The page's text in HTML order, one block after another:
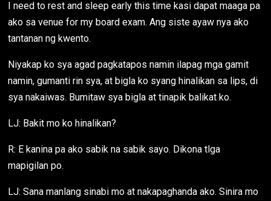
I need to rest and sleep early this time kasi dapat maaga pa
ako sa venue for my board exam. Ang siste ayaw nya ako
tantanan ng kwento.
Niyakap ko sya agad pagkatapos namin ilapag mga gamit
namin, gumanti rin sya, at bigla ko syang hinalikan sa lips, di
sya nakaiwas. Bumitaw sya bigla at tinapik balikat ko.
LJ: Bakit mo ko hinalikan?
R: E kanina pa ako sabik na sabik sayo. Dikona tlga
mapigilan po.
LJ: Sana manlang sinabi mo at nakapaghanda ako. Sinira mo